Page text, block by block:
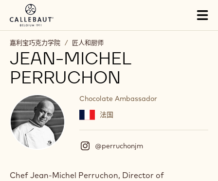
Skip to main content
嘉利宝巧克力学院 / 匠人和厨师
JEAN-MICHEL
PERRUCHON
Chocolate Ambassador
法国
@perruchonjm
s
Chef Jean-Michel Perruchon, Director of